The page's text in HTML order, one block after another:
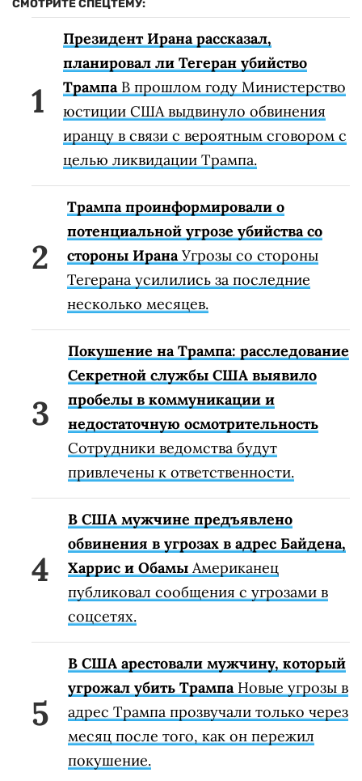
СМОТРИТЕ СПЕЦТЕМУ:
Президент Ирана рассказал,
планировал ли Тегеран убийство
Трампа В прошлом году Министерство
юстиции США выдвинуло обвинения
иранцу в связи с вероятным сговором с
целью ликвидации Трампа.
Трампа проинформировали о
потенциальной угрозе убийства со
стороны Ирана Угрозы со стороны
Тегерана усилились за последние
несколько месяцев.
Покушение на Трампа: расследование
Секретной службы США выявило
пробелы в коммуникации и
недостаточную осмотрительность
Сотрудники ведомства будут
привлечены к ответственности.
В США мужчине предъявлено
обвинения в угрозах в адрес Байдена,
Харрис и Обамы Американец
публиковал сообщения с угрозами в
соцсетях.
В США арестовали мужчину, который
угрожал убить Трампа Новые угрозы в
адрес Трампа прозвучали только через
месяц после того, как он пережил
покушение.